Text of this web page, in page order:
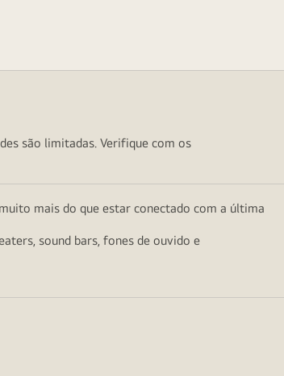
são limitadas. Verifique com os
mais do que estar conectado com a última
sound bars, fones de ouvido e